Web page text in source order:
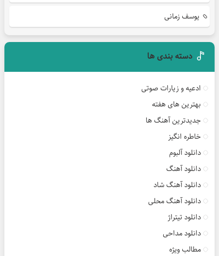
یوسف زمانی
دسته بندی ها
ادعیه و زیارات صوتی
بهترین های هفته
جدیدترین آهنگ ها
خاطره انگیز
دانلود آلبوم
دانلود آهنگ
دانلود آهنگ شاد
دانلود آهنگ محلی
دانلود تیتراژ
دانلود مداحی
مطالب ویژه